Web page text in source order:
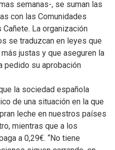
semanas-, se suman las
con las Comunidades
La organización
se traduzcan en leyes que
justas y que aseguren la
pedido su aprobación
la sociedad española
de una situación en la que
leche en nuestros países
mientras que a los
a 0,29€. “No tiene